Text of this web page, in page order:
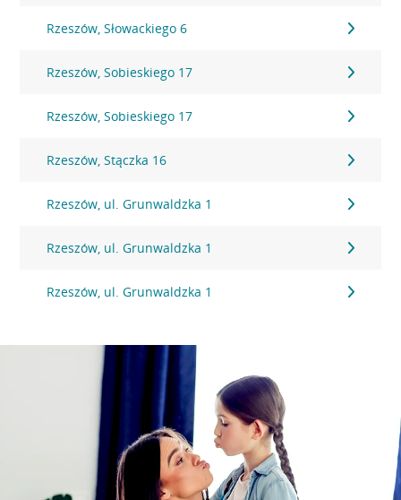
Rzeszów, Słowackiego 6
Rzeszów, Sobieskiego 17
Rzeszów, Sobieskiego 17
Rzeszów, Stączka 16
Rzeszów, ul. Grunwaldzka 1
Rzeszów, ul. Grunwaldzka 1
Rzeszów, ul. Grunwaldzka 1